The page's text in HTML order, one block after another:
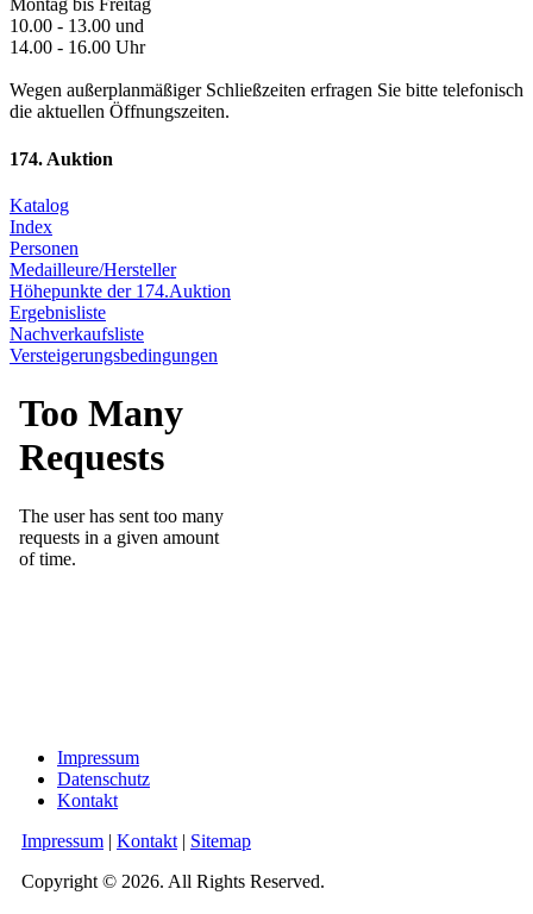
Montag bis Freitag
10.00 - 13.00 und
14.00 - 16.00 Uhr
Wegen außerplanmäßiger Schließzeiten erfragen Sie bitte telefonisch
die aktuellen Öffnungszeiten.
174. Auktion
Katalog
Index
Personen
Medailleure/Hersteller
Höhepunkte der 174.Auktion
Ergebnisliste
Nachverkaufsliste
Versteigerungsbedingungen
Impressum
Datenschutz
Kontakt
Impressum | Kontakt | Sitemap
Copyright © 2026. All Rights Reserved.